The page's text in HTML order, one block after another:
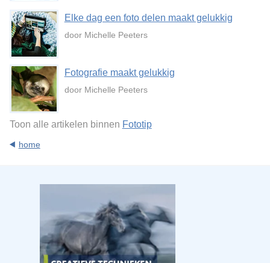
Elke dag een foto delen maakt gelukkig
door Michelle Peeters
Fotografie maakt gelukkig
door Michelle Peeters
Toon alle artikelen binnen Fototip
home